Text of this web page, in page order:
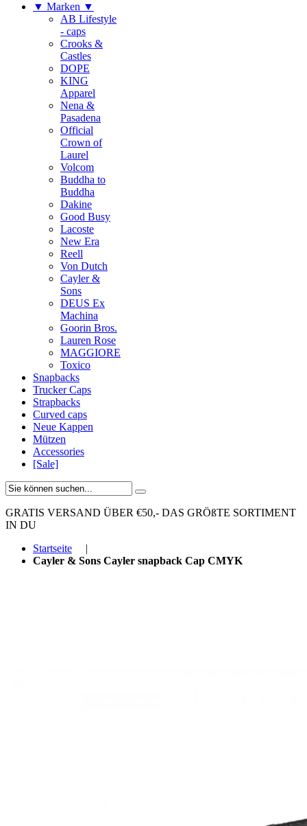
▼ Marken ▼
AB Lifestyle
- caps
Crooks &
Castles
DOPE
KING
Apparel
Nena &
Pasadena
Official
Crown of
Laurel
Volcom
Buddha to
Buddha
Dakine
Good Busy
Lacoste
New Era
Reell
Von Dutch
Cayler &
Sons
DEUS Ex
Machina
Goorin Bros.
Lauren Rose
MAGGIORE
Toxico
Snapbacks
Trucker Caps
Strapbacks
Curved caps
Neue Kappen
Mützen
Accessories
[Sale]
GRATIS VERSAND ÜBER €50,- DAS GRÖßTE SORTIMENT
IN DU
Startseite
|
Cayler & Sons Cayler snapback Cap CMYK